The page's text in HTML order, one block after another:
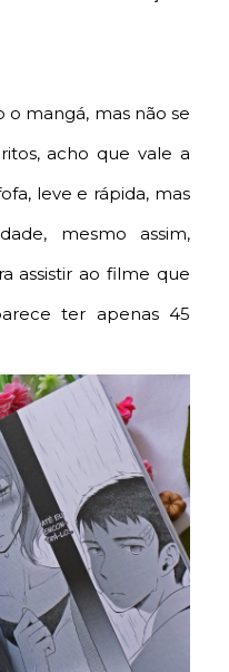
o mangá, mas não se
acho que vale a
leve e rápida, mas
mesmo assim,
assistir ao filme que
ter apenas 45